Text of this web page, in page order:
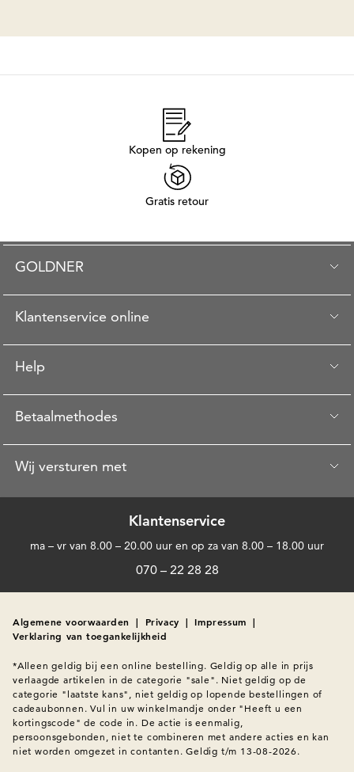
Kopen op rekening
Gratis retour
GOLDNER
Klantenservice online
Help
Betaalmethodes
Wij versturen met
Klantenservice
ma – vr van 8.00 – 20.00 uur en op za van 8.00 – 18.00 uur
070 – 22 28 28
Algemene voorwaarden | Privacy | Impressum |
Verklaring van toegankelijkheid
*Alleen geldig bij een online bestelling. Geldig op alle in prijs
verlaagde artikelen in de categorie "sale". Niet geldig op de
categorie "laatste kans", niet geldig op lopende bestellingen of
cadeaubonnen. Vul in uw winkelmandje onder "Heeft u een
kortingscode" de code in. De actie is eenmalig,
persoonsgebonden, niet te combineren met andere acties en kan
niet worden omgezet in contanten. Geldig t/m 13-08-2026.